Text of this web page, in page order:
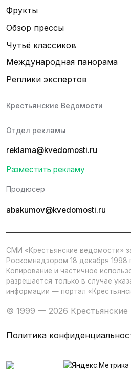
Фрукты
Обзор прессы
Чутьё классиков
Международная панорама
Реплики экспертов
Крестьянские Ведомости
Отдел рекламы
reklama@kvedomosti.ru
Разместить рекламу
Продюсер
abakumov@kvedomosti.ru
СМИ «Крестьянские ведомости»
Роскомнадзором 18 декабря
Копирование и частичное
разрешается только в случае
информации — портал
© 1999 — 2026 Крестьянские
Политика